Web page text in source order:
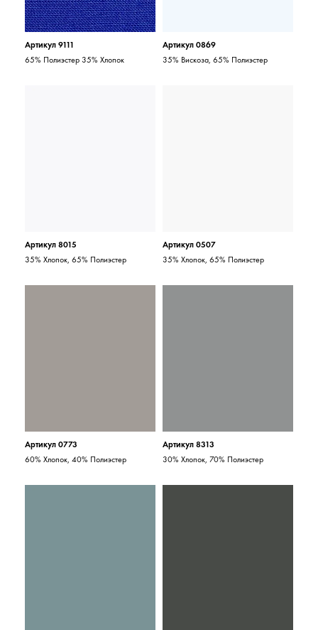
Артикул 9111
65% Полиэстер 35% Хлопок
Артикул 0869
35% Вискоза, 65% Полиэстер
Артикул 8015
35% Хлопок, 65% Полиэстер
Артикул 0507
35% Хлопок, 65% Полиэстер
Артикул 0773
60% Хлопок, 40% Полиэстер
Артикул 8313
30% Хлопок, 70% Полиэстер